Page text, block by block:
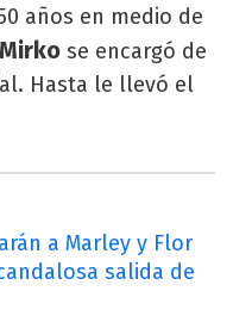
años en medio de
Mirko se encargó de
Hasta le llevó el
a Marley y Flor
salida de